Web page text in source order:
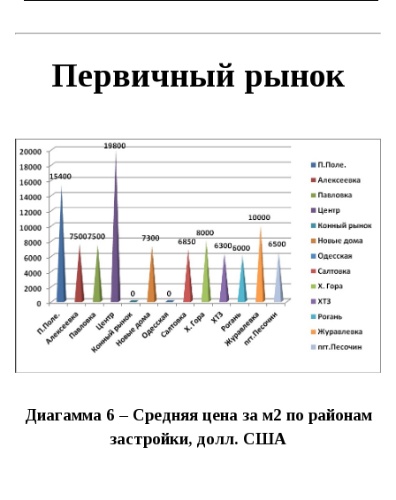
Первичный рынок
Диагамма 6 – Средняя цена за м2 по районам
застройки, долл. США